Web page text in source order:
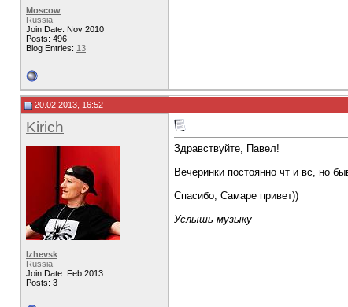
Moscow
Russia
Join Date: Nov 2010
Posts: 496
Blog Entries: 13
20.02.2013, 16:52
Kirich
Izhevsk
Russia
Join Date: Feb 2013
Posts: 3
Здравствуйте, Павел!
Вечеринки постоянно чт и вс, но
Спасибо, Самаре привет))
Услышь музыку